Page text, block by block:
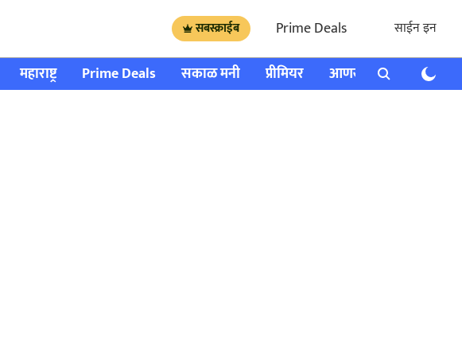
सबस्क्राईब Prime Deals साईन इन
महाराष्ट्र Prime Deals सकाळ मनी प्रीमियर आणखी राशी भविष्य